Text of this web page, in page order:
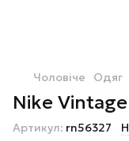
Чоловіче Одяг
Nike
Артикул: rn56327